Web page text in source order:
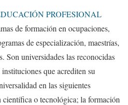
PROFESIONAL
de formación en ocupaciones,
de especialización, maestrías,
Son universidades las reconocidas
que acrediten su
en las siguientes
o tecnológica; la formación